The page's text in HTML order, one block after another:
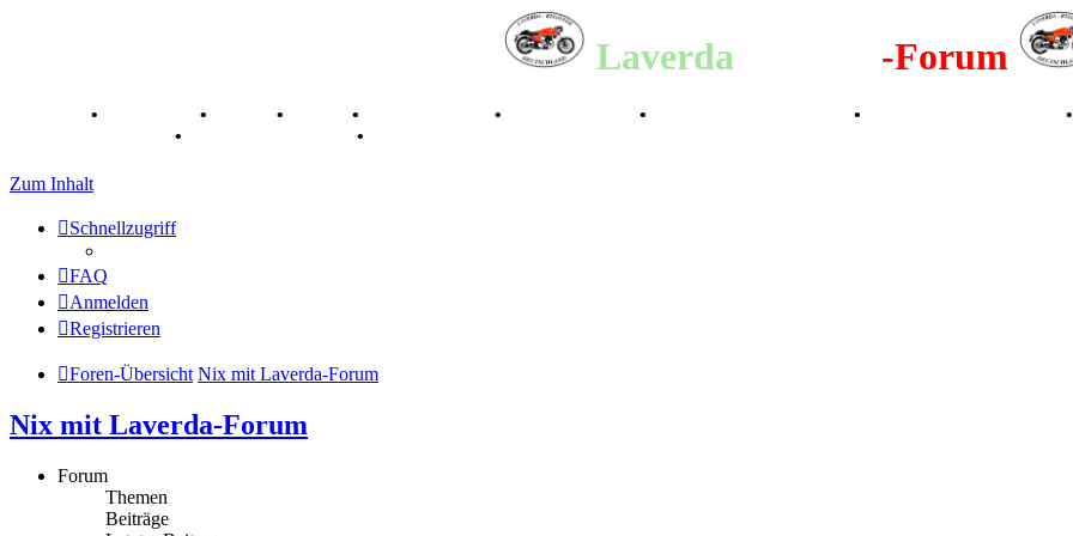
Laverda -Forum
• • • • • • • •
• •
Zum Inhalt
Schnellzugriff
FAQ
Anmelden
Registrieren
Foren-Übersicht Nix mit Laverda-Forum
Nix mit Laverda-Forum
Forum
Themen
Beiträge